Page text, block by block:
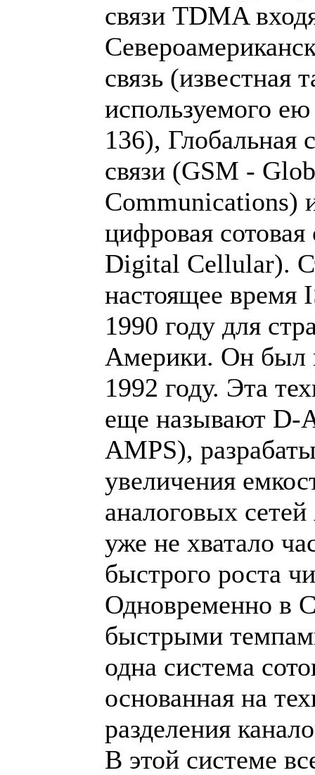
связи TDMA
связь (известная
используемого
136), Глобальная
связи (GSM -
Communications)
цифровая
Digital Cellular).
настоящее время
1990 году для
Америки. Он был
1992 году. Эта
еще называют D-
AMPS),
увеличения
аналоговых
уже не хватало
быстрого роста
Одновременно в
быстрыми
одна система
основанная на
разделения
В этой системе